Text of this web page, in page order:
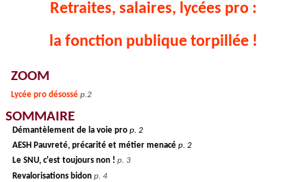
Retraites, salaires, lycées pro :
la fonction publique torpillée !
ZOOM
Lycée pro désossé p.2
SOMMAIRE
Démantèlement de la voie pro p. 2
AESH Pauvreté, précarité et métier menacé p. 2
Le SNU, c'est toujours non ! p. 3
Revalorisations bidon p. 4